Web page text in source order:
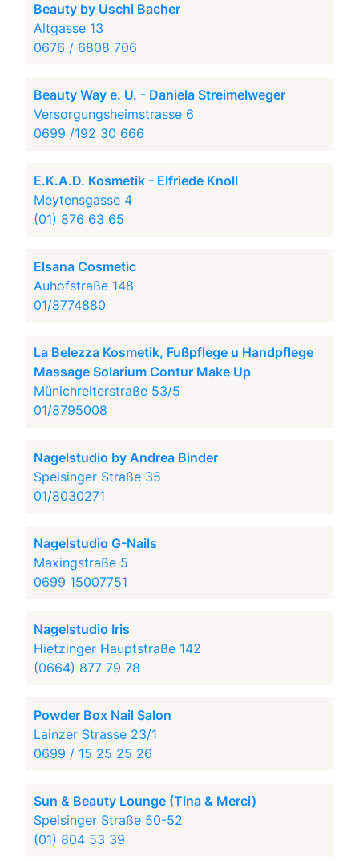
Beauty by Uschi Bacher
Altgasse 13
0676 / 6808 706
Beauty Way e. U. - Daniela Streimelweger
Versorgungsheimstrasse 6
0699 /192 30 666
E.K.A.D. Kosmetik - Elfriede Knoll
Meytensgasse 4
(01) 876 63 65
Elsana Cosmetic
Auhofstraße 148
01/8774880
La Belezza Kosmetik, Fußpflege u Handpflege
Massage Solarium Contur Make Up
Münichreiterstraße 53/5
01/8795008
Nagelstudio by Andrea Binder
Speisinger Straße 35
01/8030271
Nagelstudio G-Nails
Maxingstraße 5
0699 15007751
Nagelstudio Iris
Hietzinger Hauptstraße 142
(0664) 877 79 78
Powder Box Nail Salon
Lainzer Strasse 23/1
0699 / 15 25 25 26
Sun & Beauty Lounge (Tina & Merci)
Speisinger Straße 50-52
(01) 804 53 39